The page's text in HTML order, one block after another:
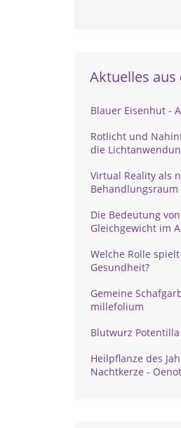
Aktuelles aus
Blauer Eisenhut -
Rotlicht und
die
Virtual Reality als
Behandlungsraum
Die Bedeutung
Gleichgewicht im
Welche Rolle
Gesundheit?
Gemeine
millefolium
Blutwurz
Heilpflanze des
Nachtkerze -